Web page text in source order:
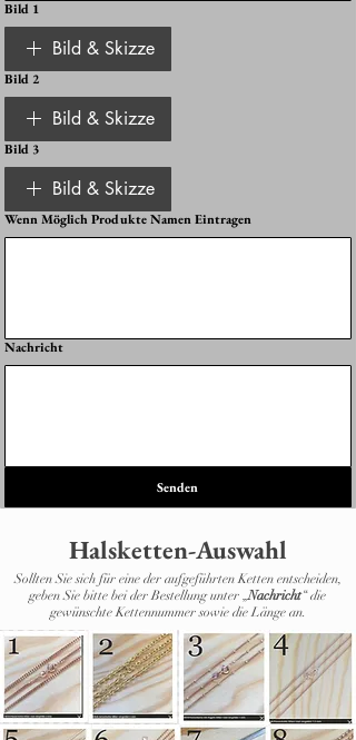
Bild 1
Bild & Skizze
Bild 2
Bild & Skizze
Bild 3
Bild & Skizze
Wenn Möglich Produkte Namen Eintragen
Nachricht
Senden
Halsketten-Auswahl
Sollten Sie sich für eine der aufgeführten Ketten entscheiden,
geben Sie bitte bei der Bestellung unter „Nachricht“ die
gewünschte Kettennummer sowie die Länge an.